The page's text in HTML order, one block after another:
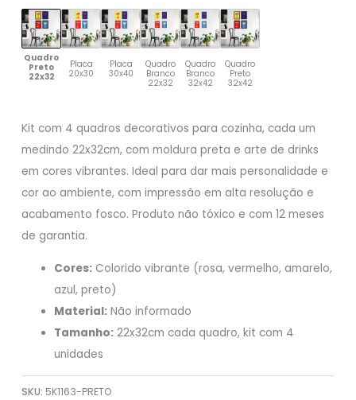
Quadro
Preto
22x32
Placa
20x30
Placa
30x40
Quadro
Branco
22x32
Quadro
Branco
32x42
Quadro
Preto
32x42
Kit com 4 quadros decorativos para cozinha, cada um
medindo 22x32cm, com moldura preta e arte de drinks
em cores vibrantes. Ideal para dar mais personalidade e
cor ao ambiente, com impressão em alta resolução e
acabamento fosco. Produto não tóxico e com 12 meses
de garantia.
Cores: Colorido vibrante (rosa, vermelho, amarelo,
azul, preto)
Material: Não informado
Tamanho: 22x32cm cada quadro, kit com 4
unidades
SKU: 5K1163-PRETO